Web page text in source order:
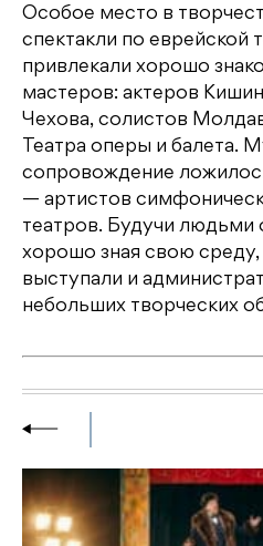
Особое место в
спектакли по еврейской
привлекали хорошо
мастеров: актеров
Чехова, солистов
Театра оперы и балета.
сопровождение
— артистов
театров. Будучи людьми
хорошо зная свою
выступали и
небольших творческих